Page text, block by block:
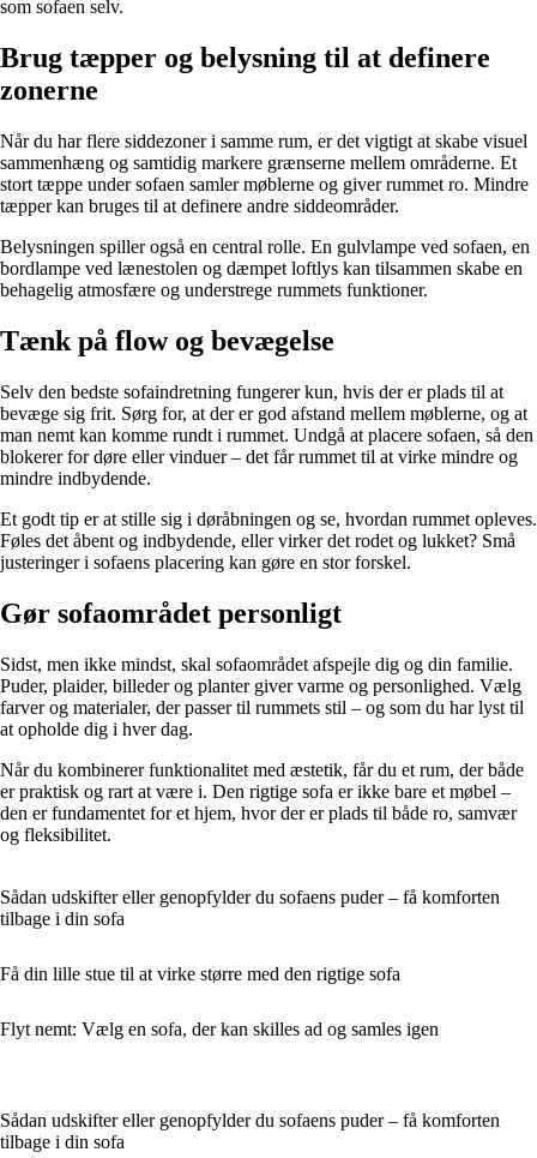
som sofaen selv.
Brug tæpper og belysning til at definere
zonerne
Når du har flere siddezoner i samme rum, er det vigtigt at skabe visuel
sammenhæng og samtidig markere grænserne mellem områderne. Et
stort tæppe under sofaen samler møblerne og giver rummet ro. Mindre
tæpper kan bruges til at definere andre siddeområder.
Belysningen spiller også en central rolle. En gulvlampe ved sofaen, en
bordlampe ved lænestolen og dæmpet loftlys kan tilsammen skabe en
behagelig atmosfære og understrege rummets funktioner.
Tænk på flow og bevægelse
Selv den bedste sofaindretning fungerer kun, hvis der er plads til at
bevæge sig frit. Sørg for, at der er god afstand mellem møblerne, og at
man nemt kan komme rundt i rummet. Undgå at placere sofaen, så den
blokerer for døre eller vinduer – det får rummet til at virke mindre og
mindre indbydende.
Et godt tip er at stille sig i døråbningen og se, hvordan rummet opleves.
Føles det åbent og indbydende, eller virker det rodet og lukket? Små
justeringer i sofaens placering kan gøre en stor forskel.
Gør sofaområdet personligt
Sidst, men ikke mindst, skal sofaområdet afspejle dig og din familie.
Puder, plaider, billeder og planter giver varme og personlighed. Vælg
farver og materialer, der passer til rummets stil – og som du har lyst til
at opholde dig i hver dag.
Når du kombinerer funktionalitet med æstetik, får du et rum, der både
er praktisk og rart at være i. Den rigtige sofa er ikke bare et møbel –
den er fundamentet for et hjem, hvor der er plads til både ro, samvær
og fleksibilitet.
Sådan udskifter eller genopfylder du sofaens puder – få komforten
tilbage i din sofa
Få din lille stue til at virke større med den rigtige sofa
Flyt nemt: Vælg en sofa, der kan skilles ad og samles igen
Sådan udskifter eller genopfylder du sofaens puder – få komforten
tilbage i din sofa